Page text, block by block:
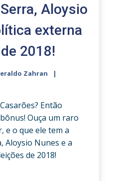
Aloysio
externa
2018!
Zahran
Então
Ouça um raro
e o que ele tem a
Aloysio Nunes e a
de 2018!